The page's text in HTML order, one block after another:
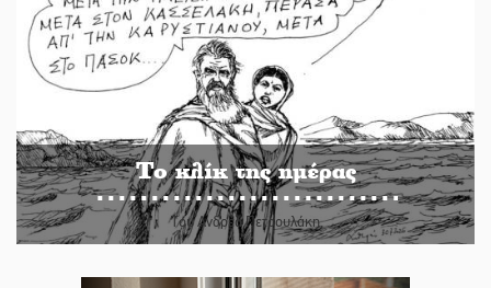
Το κλίκ της ημέρας
Του Ανδρέα Πετρουλάκη